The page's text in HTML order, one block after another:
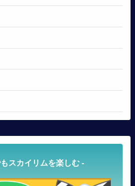
スカイリムを楽しむ -